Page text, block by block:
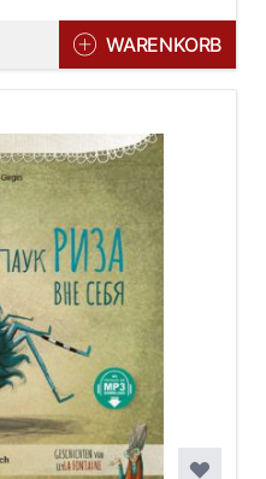
WARENKORB